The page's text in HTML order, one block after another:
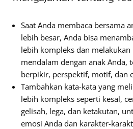
Saat Anda membaca bersama
lebih besar, Anda bisa
lebih kompleks dan melakukan
mendalam dengan anak Anda,
berpikir, perspektif, motif, dan
Tambahkan kata-kata yang
lebih kompleks seperti kesal,
gelisah, lega, dan ketakutan,
emosi Anda dan karakter-